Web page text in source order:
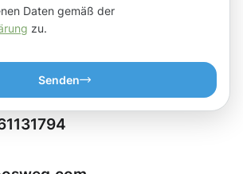
Daten gemäß der
zu.
Senden